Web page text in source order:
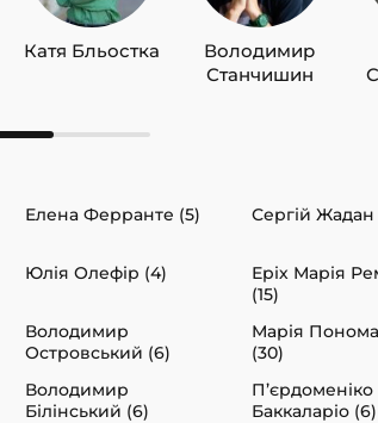
Катя Бльостка
Володимир
Станчишин
Елена Ферранте (5) Сергій Жадан
Юлія Олефір (4)
Еріх Марія
(15)
Володимир
Островський (6)
Марія
(30)
Володимир
Білінський (6)
П’єрдоменіко
Баккаларіо (6)